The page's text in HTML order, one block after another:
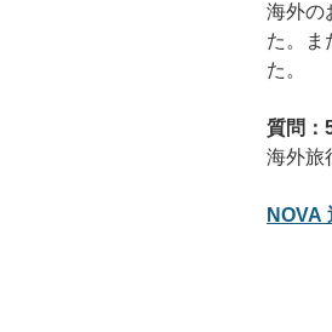
海外の
た。ま
た。
質問：
海外旅
NOVA